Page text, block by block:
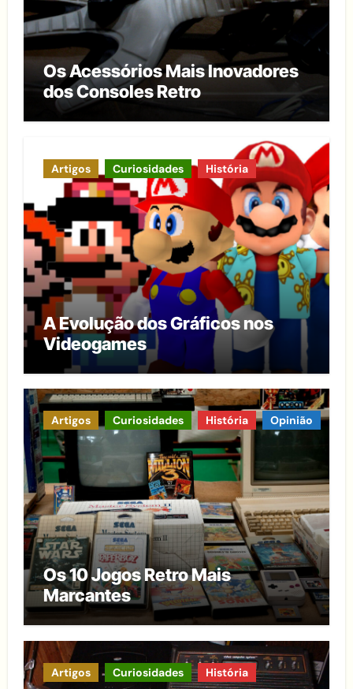
Os Acessórios Mais Inovadores
dos Consoles Retro
Artigos Curiosidades História
A Evolução dos Gráficos nos
Videogames
Artigos Curiosidades História Opinião
Os 10 Jogos Retro Mais
Marcantes
Artigos Curiosidades História